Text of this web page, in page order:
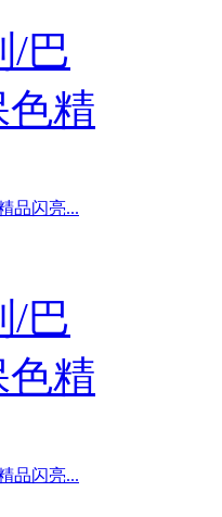
品闪亮...
品闪亮...